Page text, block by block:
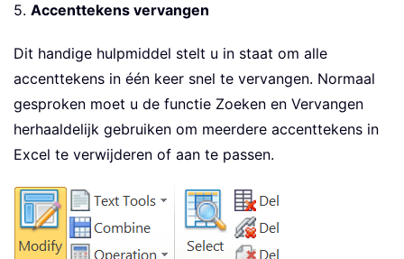
5. Accenttekens vervangen
Dit handige hulpmiddel stelt u in staat om alle
accenttekens in één keer snel te vervangen. Normaal
gesproken moet u de functie Zoeken en Vervangen
herhaaldelijk gebruiken om meerdere accenttekens in
Excel te verwijderen of aan te passen.